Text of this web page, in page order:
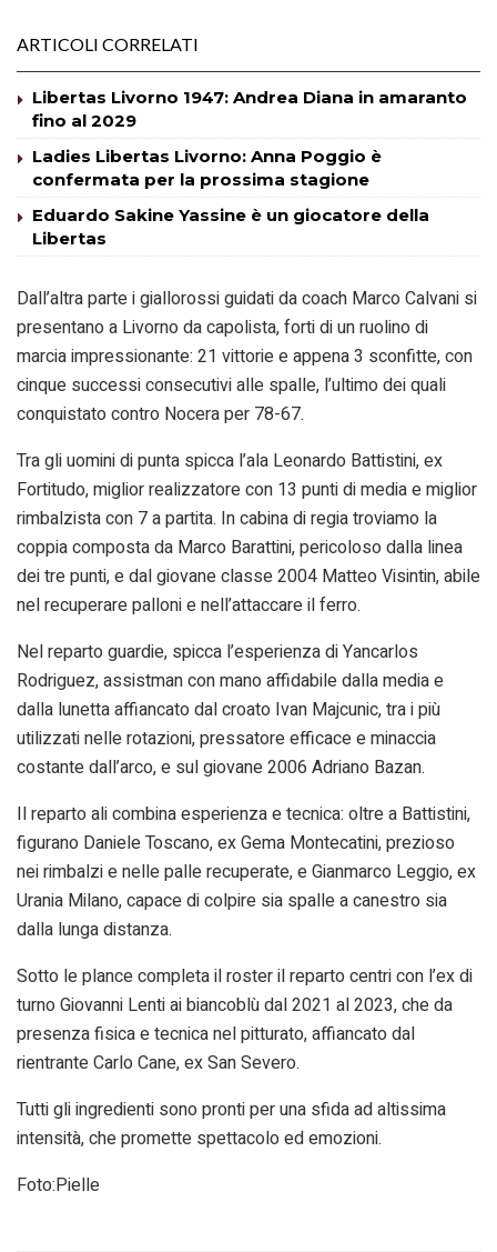
ARTICOLI CORRELATI
Libertas Livorno 1947: Andrea Diana in amaranto
fino al 2029
Ladies Libertas Livorno: Anna Poggio è
confermata per la prossima stagione
Eduardo Sakine Yassine è un giocatore della
Libertas
Dall’altra parte i giallorossi guidati da coach Marco Calvani si
presentano a Livorno da capolista, forti di un ruolino di
marcia impressionante: 21 vittorie e appena 3 sconfitte, con
cinque successi consecutivi alle spalle, l’ultimo dei quali
conquistato contro Nocera per 78-67.
Tra gli uomini di punta spicca l’ala Leonardo Battistini, ex
Fortitudo, miglior realizzatore con 13 punti di media e miglior
rimbalzista con 7 a partita. In cabina di regia troviamo la
coppia composta da Marco Barattini, pericoloso dalla linea
dei tre punti, e dal giovane classe 2004 Matteo Visintin, abile
nel recuperare palloni e nell’attaccare il ferro.
Nel reparto guardie, spicca l’esperienza di Yancarlos
Rodriguez, assistman con mano affidabile dalla media e
dalla lunetta affiancato dal croato Ivan Majcunic, tra i più
utilizzati nelle rotazioni, pressatore efficace e minaccia
costante dall’arco, e sul giovane 2006 Adriano Bazan.
Il reparto ali combina esperienza e tecnica: oltre a Battistini,
figurano Daniele Toscano, ex Gema Montecatini, prezioso
nei rimbalzi e nelle palle recuperate, e Gianmarco Leggio, ex
Urania Milano, capace di colpire sia spalle a canestro sia
dalla lunga distanza.
Sotto le plance completa il roster il reparto centri con l’ex di
turno Giovanni Lenti ai biancoblù dal 2021 al 2023, che da
presenza fisica e tecnica nel pitturato, affiancato dal
rientrante Carlo Cane, ex San Severo.
Tutti gli ingredienti sono pronti per una sfida ad altissima
intensità, che promette spettacolo ed emozioni.
Foto:Pielle